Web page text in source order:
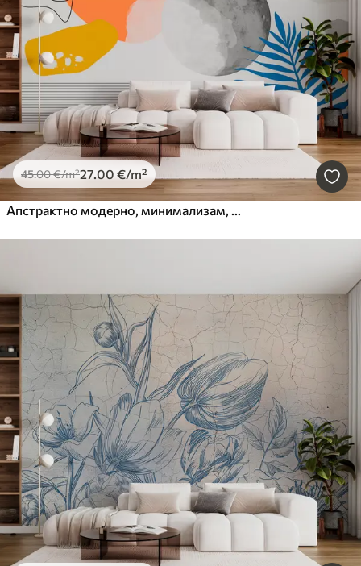
45.00€/m²27.00 €/m²
Апстрактно модерно, минимализам, бохо, геометрија, акварелне мрље, пун месец, силуета палминог листа, топографија, замршеност, наранџаста, жута, сива